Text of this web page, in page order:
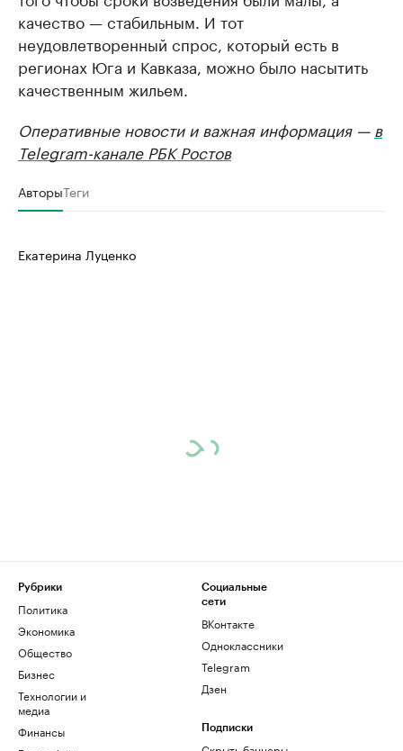
качество — стабильным. И тот
неудовлетворенный спрос, который есть в
регионах Юга и Кавказа, можно было насытить
качественным жильем.
Оперативные новости и важная информация — в
Telegram-канале РБК Ростов
АвторыТеги
Екатерина Луценко
Рубрики
Политика
Экономика
Общество
Бизнес
Технологии и
медиа
Финансы
Социальные
сети
ВКонтакте
Одноклассники
Telegram
Дзен
Подписки